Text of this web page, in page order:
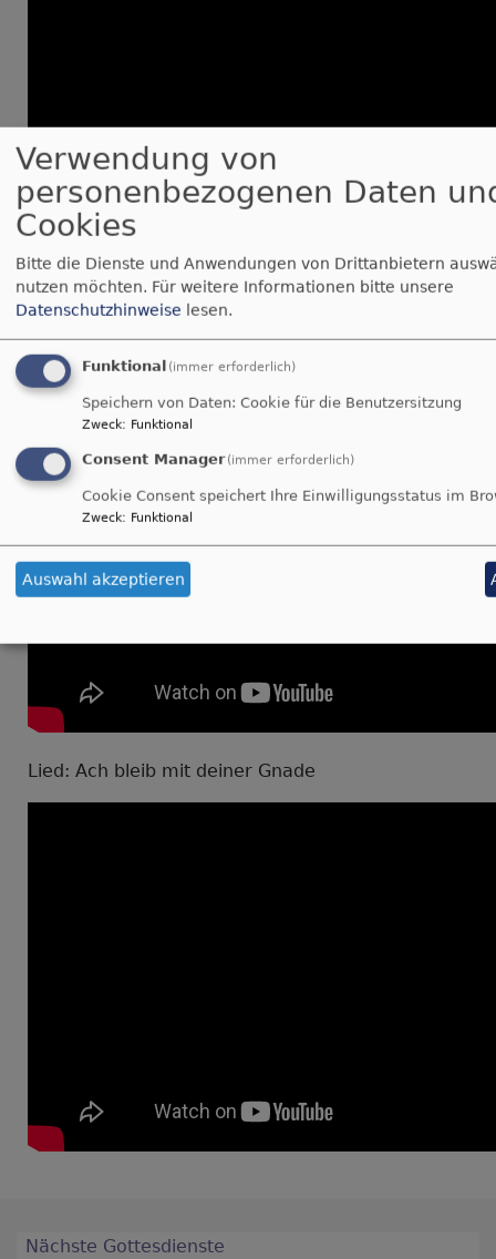
Fürbitten, Vaterunser und Segen:
Lied: Ach bleib mit deiner Gnade
Nächste Gottesdienste
Verwendung von
personenbezogenen Daten
Cookies
Bitte die Dienste und Anwendungen von Drittanbietern
nutzen möchten. Für weitere Informationen bitte unsere
Datenschutzhinweise lesen.
Funktional (immer erforderlich)
Speichern von Daten: Cookie für die Benutzersitzung
Zweck: Funktional
Consent Manager (immer erforderlich)
Cookie Consent speichert Ihre Einwilligungsstatus im
Zweck: Funktional
Auswahl akzeptieren